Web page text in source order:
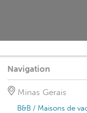
Navigation
Minas Gerais
B&B / Maisons de